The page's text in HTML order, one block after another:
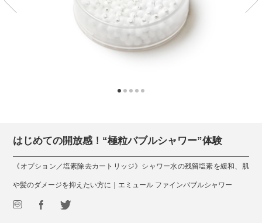
はじめての開放感！“極粒バブルシャワー”体験
《オプション／塩素除去カートリッジ》シャワー水の残留塩素を緩和、肌
や髪のダメージを抑えたい方に｜エミュール ファインバブルシャワー